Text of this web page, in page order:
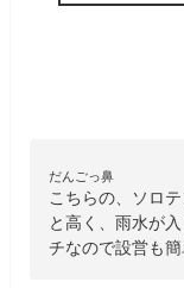
だんごっ鼻
こちらの、ソロ
と高く、雨水が
チなので設営も簡